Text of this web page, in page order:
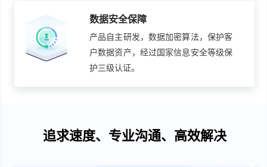
数据安全保障
产品自主研发，数据加密算法，保护客
户数据资产，经过国家信息安全等级保
护三级认证。
追求速度、专业沟通、高效解决